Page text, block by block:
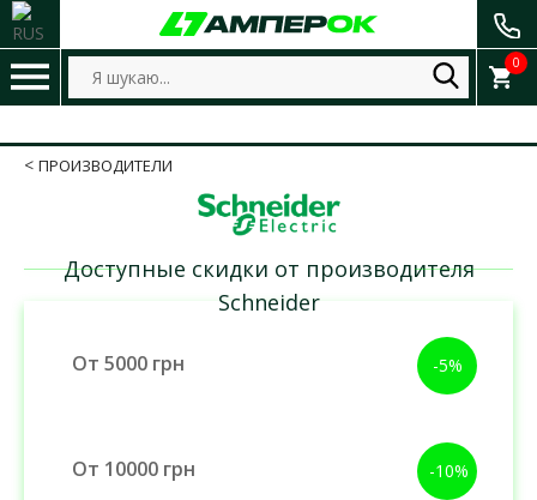
0
ПРОИЗВОДИТЕЛИ
Доступные скидки от производителя
Schneider
От 5000 грн -5%
От 10000 грн -10%